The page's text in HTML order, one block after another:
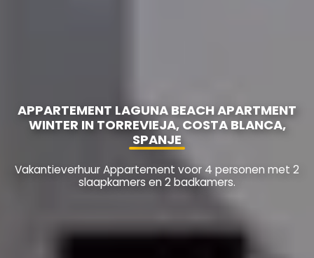
APPARTEMENT LAGUNA BEACH APARTMENT
WINTER IN TORREVIEJA, COSTA BLANCA,
SPANJE
Vakantieverhuur Appartement voor 4 personen met 2
slaapkamers en 2 badkamers.